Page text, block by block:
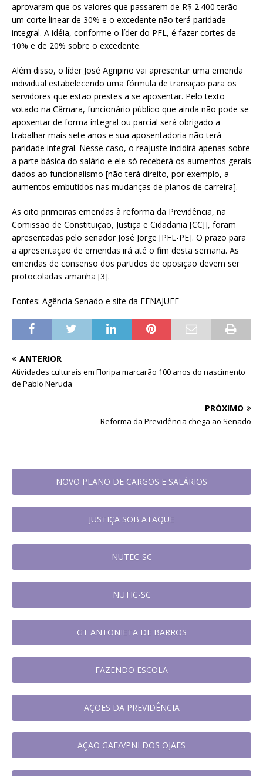
aprovaram que os valores que passarem de R$ 2.400 terão
um corte linear de 30% e o excedente não terá paridade
integral. A idéia, conforme o líder do PFL, é fazer cortes de
10% e de 20% sobre o excedente.
Além disso, o líder José Agripino vai apresentar uma emenda
individual estabelecendo uma fórmula de transição para os
servidores que estão prestes a se aposentar. Pelo texto
votado na Câmara, funcionário público que ainda não pode se
aposentar de forma integral ou parcial será obrigado a
trabalhar mais sete anos e sua aposentadoria não terá
paridade integral. Nesse caso, o reajuste incidirá apenas sobre
a parte básica do salário e ele só receberá os aumentos gerais
dados ao funcionalismo [não terá direito, por exemplo, a
aumentos embutidos nas mudanças de planos de carreira].
As oito primeiras emendas à reforma da Previdência, na
Comissão de Constituição, Justiça e Cidadania [CCJ], foram
apresentadas pelo senador José Jorge [PFL-PE]. O prazo para
a apresentação de emendas irá até o fim desta semana. As
emendas de consenso dos partidos de oposição devem ser
protocoladas amanhã [3].
Fontes: Agência Senado e site da FENAJUFE
ANTERIOR
Atividades culturais em Floripa marcarão 100 anos do nascimento
de Pablo Neruda
PRÓXIMO
Reforma da Previdência chega ao Senado
NOVO PLANO DE CARGOS E SALÁRIOS
JUSTIÇA SOB ATAQUE
NUTEC-SC
NUTIC-SC
GT ANTONIETA DE BARROS
FAZENDO ESCOLA
AÇOES DA PREVIDÊNCIA
AÇAO GAE/VPNI DOS OJAFS